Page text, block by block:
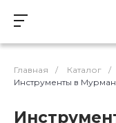
Главная / Каталог /
Инструменты в